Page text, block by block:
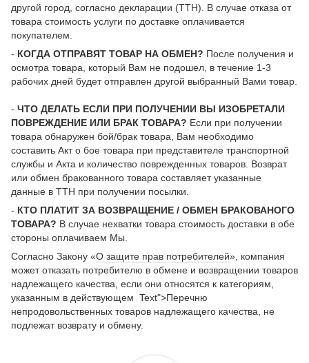
другой город, согласно декларации (ТТН). В случае отказа от
товара стоимость услуги по доставке оплачивается
покупателем.
- КОГДА ОТПРАВЯТ ТОВАР НА ОБМЕН? После получения и
осмотра товара, который Вам не подошел, в течение 1-3
рабочих дней будет отправлен другой выбранный Вами товар.
- ЧТО ДЕЛАТЬ ЕСЛИ ПРИ ПОЛУЧЕНИИ ВЫ ИЗОБРЕТАЛИ
ПОВРЕЖДЕНИЕ ИЛИ БРАК ТОВАРА? Если при получении
товара обнаружен бой/брак товара, Вам необходимо
составить Акт о бое товара при представителе транспортной
службы и Акта и количество поврежденных товаров. Возврат
или обмен бракованного товара составляет указанные
данные в ТТН при получении посылки.
- КТО ПЛАТИТ ЗА ВОЗВРАЩЕНИЕ / ОБМЕН БРАКОВАНОГО
ТОВАРА? В случае нехватки товара стоимость доставки в обе
стороны оплачиваем Мы.
Согласно Закону «О защите прав потребителей», компания
может отказать потребителю в обмене и возвращении товаров
надлежащего качества, если они относятся к категориям,
указанным в действующем Text">Перечню
непродовольственных товаров надлежащего качества, не
подлежат возврату и обмену.